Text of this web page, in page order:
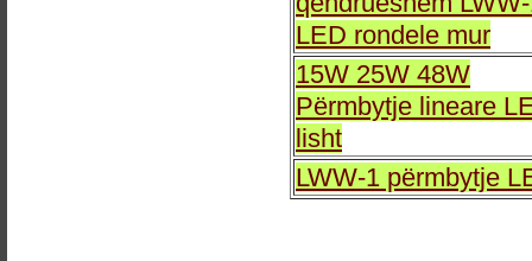
LED rondele mur
15W 25W 48W
Përmbytje lineare
lisht
LWW-1 përmbytje